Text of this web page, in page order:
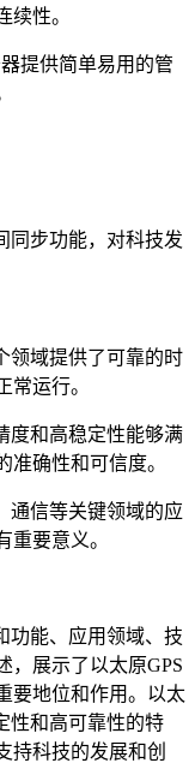
续性。
提供简单易用的管
同步功能，对科技发
域提供了可靠的时
常运行。
和高稳定性能够满
准确性和可信度。
信等关键领域的应
重要意义。
能、应用领域、技
，展示了以太原GPS
要地位和作用。以太
性和高可靠性的特
持科技的发展和创